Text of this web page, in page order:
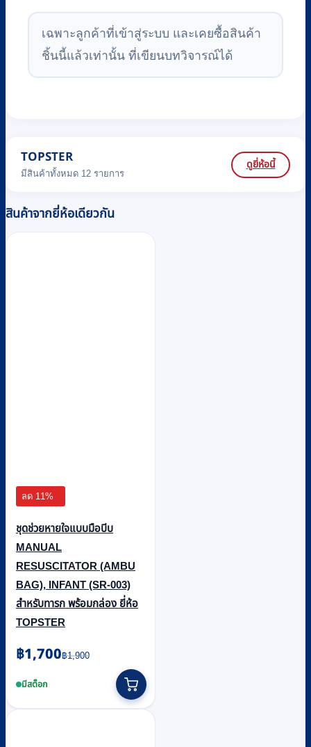
เฉพาะลูกค้าที่เข้าสู่ระบบ และเคยซื้อสินค้า
ชิ้นนี้แล้วเท่านั้น ที่เขียนบทวิจารณ์ได้
TOPSTER
มีสินค้าทั้งหมด 12 รายการ
ดูยี่ห้อนี้
สินค้าจากยี่ห้อเดียวกัน
ลด 11%
ชุดช่วยหายใจแบบมือบีบ
MANUAL
RESUSCITATOR (AMBU
BAG), INFANT (SR-003)
สำหรับทารก พร้อมกล่อง ยี่ห้อ
TOPSTER
฿1,900
Original
price
was:
฿1,700
Current
price
is:มีสต็อก